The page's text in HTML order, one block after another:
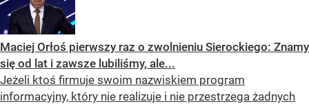
Maciej Orłoś pierwszy raz o zwolnieniu Sierockiego: Znamy
się od lat i zawsze lubiliśmy, ale...
Jeżeli ktoś firmuje swoim nazwiskiem program
informacyjny, który nie realizuje i nie przestrzega żadnych